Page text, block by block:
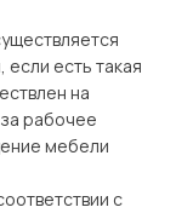
есть такая
на
рабочее
мебели
с